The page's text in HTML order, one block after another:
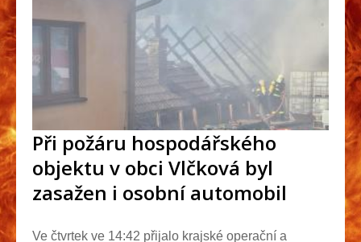
Při požáru hospodářského
objektu v obci Vlčková byl
zasažen i osobní automobil
Ve čtvrtek ve 14:42 přijalo krajské operační a